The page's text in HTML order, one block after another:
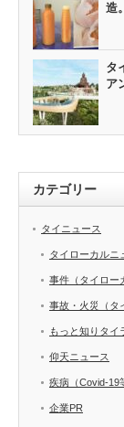
造
タ
ア
カテゴリー
タイニュース
タイローカルニ
事件（タイロー
事故・火災（タ
もっと知りタイ
仰天ニュース
疾病（Covid-19
企業PR